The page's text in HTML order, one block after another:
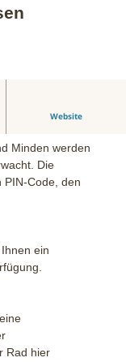
Website
Minden werden
Die
Code, den
ein
Rad hier